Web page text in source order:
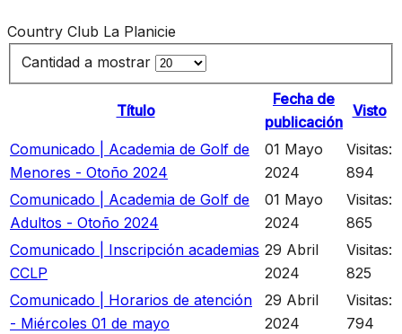
Country Club La Planicie
Cantidad a mostrar
Título
Fecha de
publicación
Visto
Comunicado | Academia de Golf de
Menores - Otoño 2024
01 Mayo
2024
Visitas:
894
Comunicado | Academia de Golf de
Adultos - Otoño 2024
01 Mayo
2024
Visitas:
865
Comunicado | Inscripción academias
CCLP
29 Abril
2024
Visitas:
825
Comunicado | Horarios de atención
- Miércoles 01 de mayo
29 Abril
2024
Visitas:
794